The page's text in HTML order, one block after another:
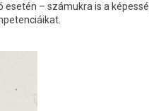
– számukra is a